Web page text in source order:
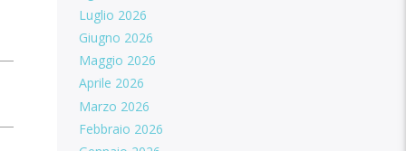
Luglio 2026
Giugno 2026
Maggio 2026
Aprile 2026
Marzo 2026
Febbraio 2026